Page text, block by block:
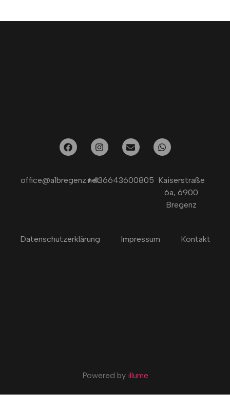
office@a1bregenz.net+436643600805 Kaiserstraße
6a, 6900
Bregenz
Datenschutzerklärung Impressum Kontakt
Powered by illume